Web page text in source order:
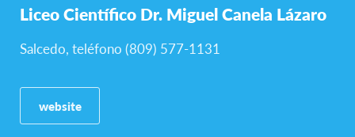
Liceo Científico Dr. Miguel Canela Lázaro
Salcedo, teléfono (809) 577-1131
website